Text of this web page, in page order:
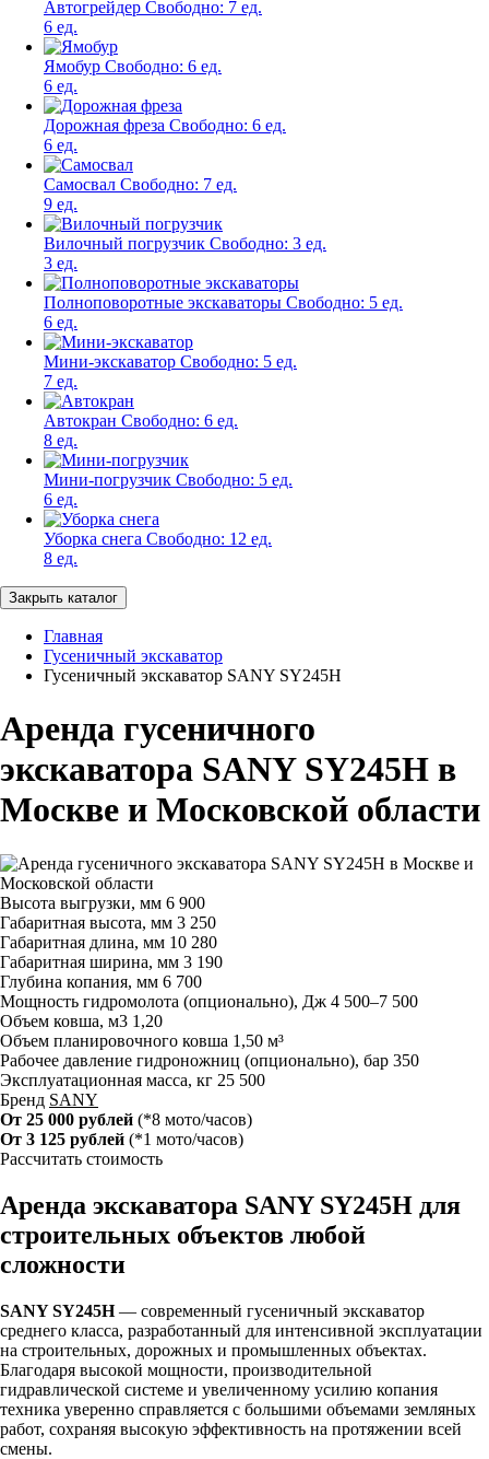
Автогрейдер Свободно: 7 ед.
6 ед.
Ямобур Свободно: 6 ед.
6 ед.
Дорожная фреза Свободно: 6 ед.
6 ед.
Самосвал Свободно: 7 ед.
9 ед.
Вилочный погрузчик Свободно: 3 ед.
3 ед.
Полноповоротные экскаваторы Свободно: 5 ед.
6 ед.
Мини-экскаватор Свободно: 5 ед.
7 ед.
Автокран Свободно: 6 ед.
8 ед.
Мини-погрузчик Свободно: 5 ед.
6 ед.
Уборка снега Свободно: 12 ед.
8 ед.
Закрыть каталог
Главная
Гусеничный экскаватор
Гусеничный экскаватор SANY SY245H
Аренда гусеничного
экскаватора SANY SY245H в
Москве и Московской области
Высота выгрузки, мм 6 900
Габаритная высота, мм 3 250
Габаритная длина, мм 10 280
Габаритная ширина, мм 3 190
Глубина копания, мм 6 700
Мощность гидромолота (опционально), Дж 4 500–7 500
Объем ковша, м3 1,20
Объем планировочного ковша 1,50 м³
Рабочее давление гидроножниц (опционально), бар 350
Эксплуатационная масса, кг 25 500
Бренд SANY
От 25 000 рублей (*8 мото/часов)
От 3 125 рублей (*1 мото/часов)
Рассчитать стоимость
Аренда экскаватора SANY SY245H для
строительных объектов любой
сложности
SANY SY245H— современный гусеничный экскаватор
среднего класса, разработанный для интенсивной эксплуатации
на строительных, дорожных и промышленных объектах.
Благодаря высокой мощности, производительной
гидравлической системе и увеличенному усилию копания
техника уверенно справляется с большими объемами земляных
работ, сохраняя высокую эффективность на протяжении всей
смены.